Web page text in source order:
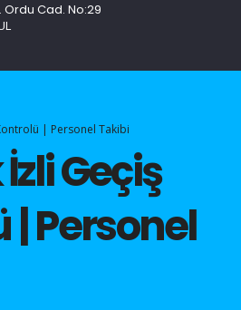
Cad. No:29
| Personel Takibi
Geçiş
Personel